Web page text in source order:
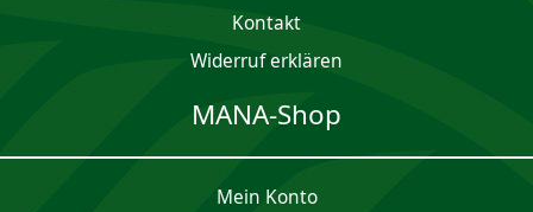
Kontakt
Widerruf erklären
MANA-Shop
Mein Konto